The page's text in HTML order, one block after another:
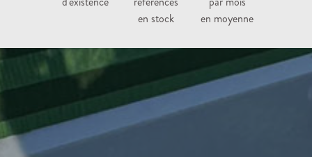
en stock
en moyenne